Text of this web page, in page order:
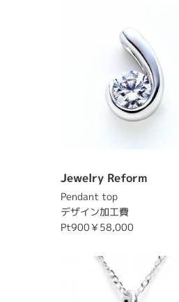
Jewelry Reform
Pendant top
デザイン加工費
Pt900￥58,000